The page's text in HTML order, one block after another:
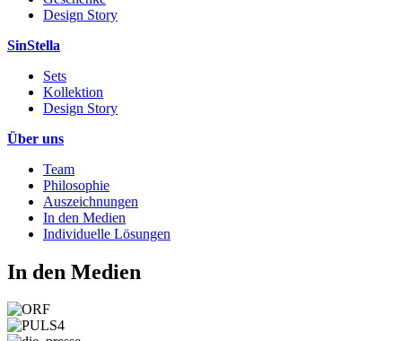
Design Story
SinStella
Sets
Kollektion
Design Story
Über uns
Team
Philosophie
Auszeichnungen
In den Medien
Individuelle Lösungen
In den Medien